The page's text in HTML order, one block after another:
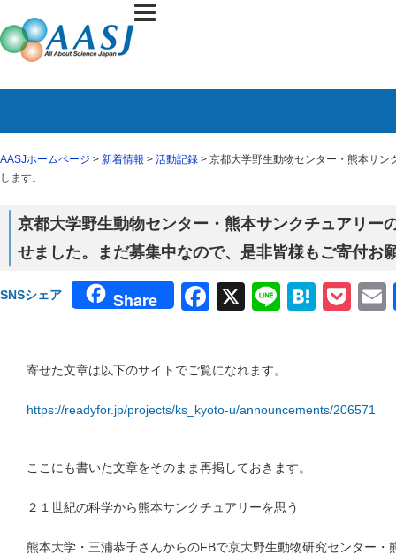
AASJホームページ > 新着情報 > 活動記録 > 京都大学野生動物センター・熊本サ
します。
京都大学野生動物センター・熊本サンクチュアリー
せました。まだ募集中なので、是非皆様もご寄付お
SNSシェア Share Facebook
X Line
寄せた文章は以下のサイトでご覧になれます。
https://readyfor.jp/projects/ks_kyoto-u/announcements/206571
ここにも書いた文章をそのまま再掲しておきます。
２１世紀の科学から熊本サンクチュアリーを思う
熊本大学・三浦恭子さんからのFBで京大野生動物研究センター・